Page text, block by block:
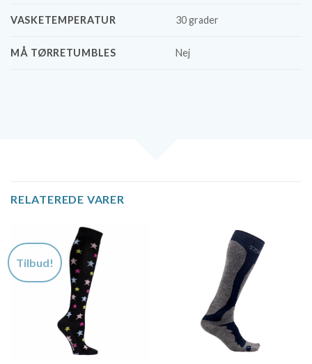
VASKETEMPERATUR 30 grader
MÅ TØRRETUMBLES Nej
RELATEREDE VARER
Tilbud!